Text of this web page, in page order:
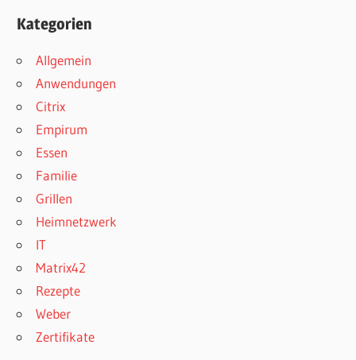
Kategorien
Allgemein
Anwendungen
Citrix
Empirum
Essen
Familie
Grillen
Heimnetzwerk
IT
Matrix42
Rezepte
Weber
Zertifikate